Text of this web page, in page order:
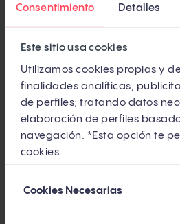
Consentimiento Detalles
Este sitio usa cookies
Utilizamos cookies propias y
finalidades analíticas,
de perfiles; tratando datos
elaboración de perfiles
navegación. *Esta opción te
cookies.
deCookies Necesarias
hasta medir la efectividad de
específica o identificar
mercado.
Definir estos objetivos de
orientará el proceso de
facilitará la evaluación de los
de la estrategia según sea
prestar especial atención a